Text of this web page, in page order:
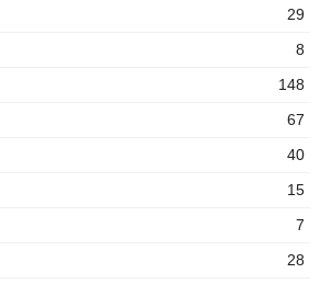
29
8
148
67
40
15
7
28